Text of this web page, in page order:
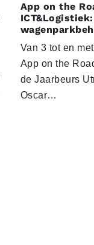
App on the
Van 3 tot en
App on the
de Jaarbeurs
Oscar…